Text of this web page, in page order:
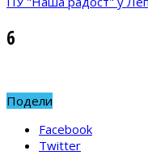
6
Подели
Facebook
Twitter